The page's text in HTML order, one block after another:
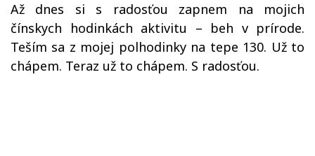
Až dnes si s radosťou zapnem na mojich
čínskych hodinkách aktivitu – beh v prírode.
Teším sa z mojej polhodinky na tepe 130. Už to
chápem. Teraz už to chápem. S radosťou.